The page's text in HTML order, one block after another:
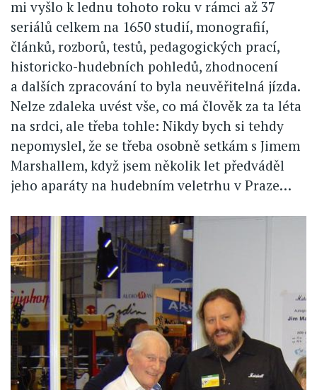
mi vyšlo k lednu tohoto roku v rámci až 37
seriálů celkem na 1650 studií, monografií,
článků, rozborů, testů, pedagogických prací,
historicko-hudebních pohledů, zhodnocení
a dalších zpracování to byla neuvěřitelná jízda.
Nelze zdaleka uvést vše, co má člověk za ta léta
na srdci, ale třeba tohle: Nikdy bych si tehdy
nepomyslel, že se třeba osobně setkám s Jimem
Marshallem, když jsem několik let předváděl
jeho aparáty na hudebním veletrhu v Praze…